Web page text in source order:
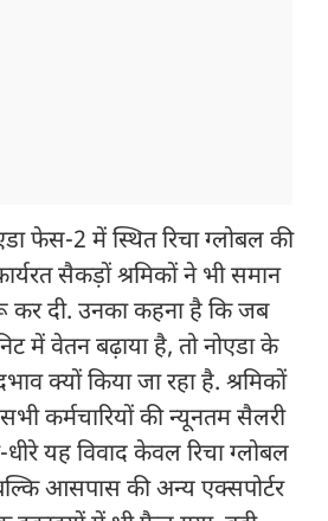
फेस-2 में स्थित रिचा ग्लोबल की
सैकड़ों श्रमिकों ने भी समान
कर दी. उनका कहना है कि जब
में वेतन बढ़ाया है, तो नोएडा के
क्यों किया जा रहा है. श्रमिकों
कर्मचारियों की न्यूनतम सैलरी
यह विवाद केवल रिचा ग्लोबल
आसपास की अन्य एक्सपोर्टर